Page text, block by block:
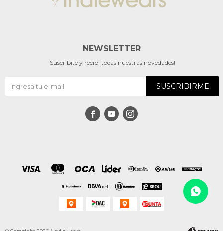
NEWSLETTER
¡Suscribite y recibí todas nuestras novedades!
SUSCRIBIRME
  